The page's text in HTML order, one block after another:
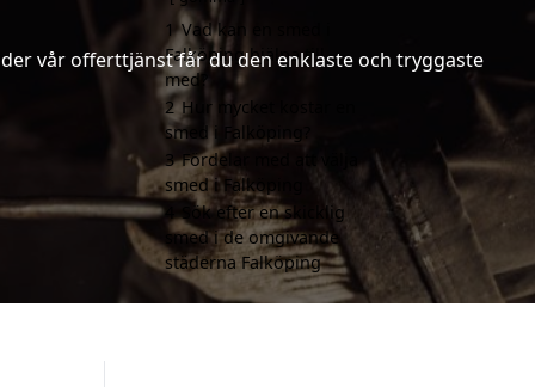
vår offerttjänst får du den enklaste och tryggaste
1 Vad kan en smed i
Falköping hjälpa till
med?
2 Hur mycket kostar en
smed i Falköping?
3 Fördelar med att välja
smed i Falköping
Sök efter en skicklig
smed i de omgivande
städerna Falköping